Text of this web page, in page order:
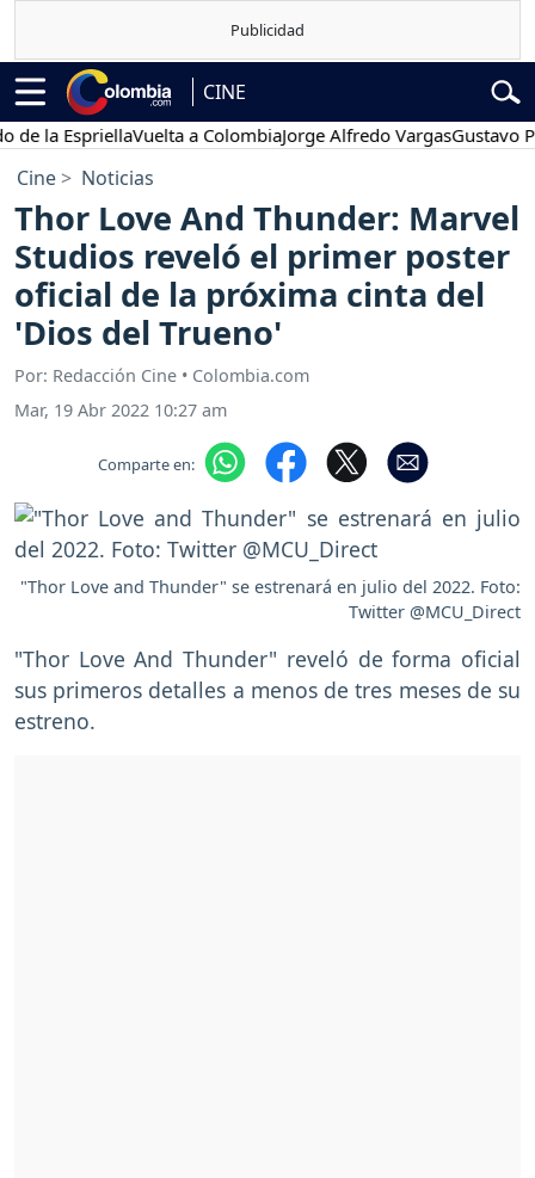
CINE
EspriellaVuelta a ColombiaJorge Alfredo VargasGustavo Petro
Cine Noticias
Thor Love And Thunder: Marvel
Studios reveló el primer poster
oficial de la próxima cinta del
'Dios del Trueno'
Por: Redacción Cine • Colombia.com
Mar, 19 Abr 2022 10:27 am
Comparte en:
"Thor Love and Thunder" se estrenará en julio del 2022. Foto:
Twitter @MCU_Direct
"Thor Love And Thunder" reveló de forma oficial
sus primeros detalles a menos de tres meses de su
estreno.